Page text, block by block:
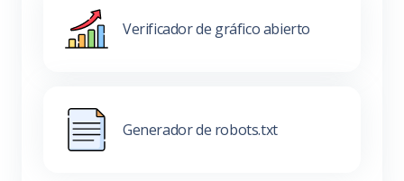
Verificador de gráfico abierto
Generador de robots.txt